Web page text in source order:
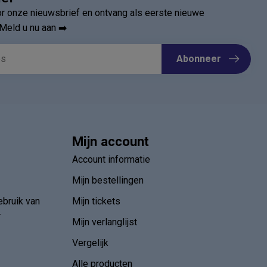
onze nieuwsbrief en ontvang als eerste nieuwe
u nu aan ➡️
Abonneer
van
Mijn account
Account informatie
Mijn bestellingen
Mijn tickets
Mijn verlanglijst
Vergelijk
Alle producten